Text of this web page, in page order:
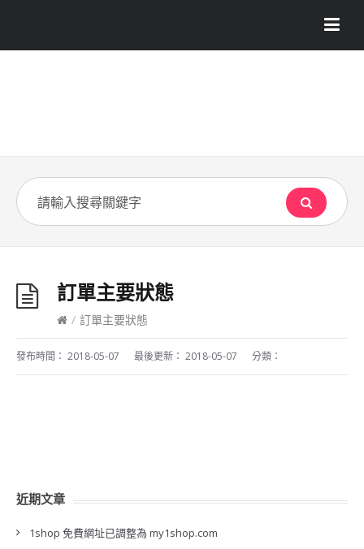
訂單主要狀態
/ 訂單主要狀態
發布時間： 2018-05-07 最後更新： 2018-05-07 分類：
近期文章
1shop 免費網址已調整為 my1shop.com